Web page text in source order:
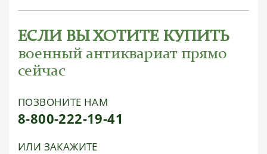
ЕСЛИ ВЫ ХОТИТЕ КУПИТЬ
военный антиквариат прямо
сейчас
ПОЗВОНИТЕ НАМ
8-800-222-19-41
ИЛИ ЗАКАЖИТЕ